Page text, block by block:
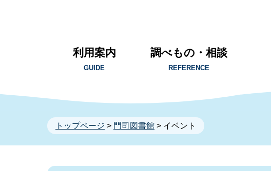
利用案内
GUIDE
調べもの・相談
REFERENCE
トップページ > 門司図書館 > イベント